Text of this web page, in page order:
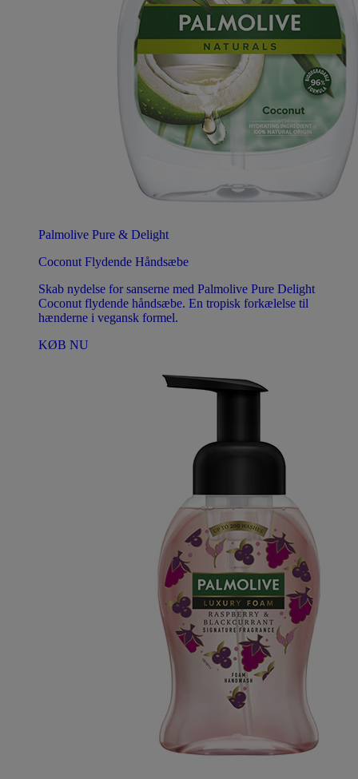
Palmolive Pure & Delight
Coconut Flydende Håndsæbe
Skab nydelse for sanserne med Palmolive Pure Delight
Coconut flydende håndsæbe. En tropisk forkælelse til
hænderne i vegansk formel.
KØB NU